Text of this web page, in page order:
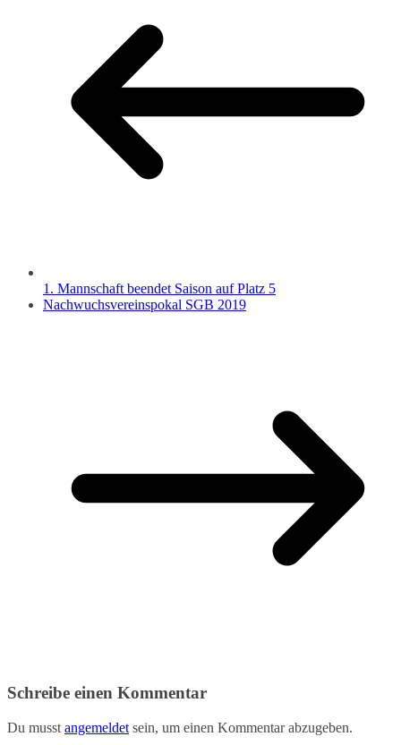
1. Mannschaft beendet Saison auf Platz 5
Nachwuchsvereinspokal SGB 2019
Schreibe einen Kommentar
Du musst angemeldet sein, um einen Kommentar abzugeben.